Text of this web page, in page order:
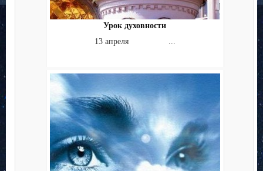
Урок духовности
13 апреля ...